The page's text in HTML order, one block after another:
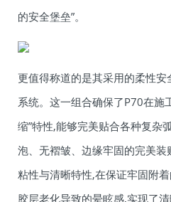
的安全堡垒”。
更值得称道的是其采用的柔性安
系统。这一组合确保了P70在施
缩”特性,能够完美贴合各种复杂
泡、无褶皱、边缘牢固的完美装
粘性与清晰特性,在保证牢固附
胶层老化导致的晕眩感,实现了